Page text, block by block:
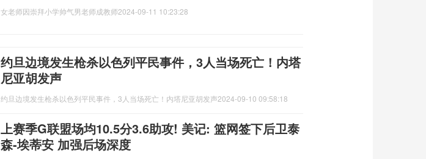
女老师因崇拜小学帅气男老师成教师2024-09-11 10:23:28
约旦边境发生枪杀以色列平民事件，3人当场死亡！内塔
尼亚胡发声
约旦边境发生枪杀以色列平民事件，3人当场死亡！内塔尼亚胡发声2024-09-10 09:58:18
上赛季G联盟场均10.5分3.6助攻! 美记: 篮网签下后卫泰
森-埃蒂安 加强后场深度